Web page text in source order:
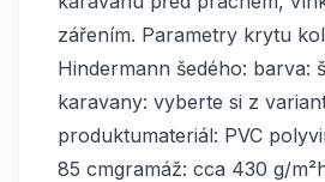
zářením. Parametry krytu
Hindermann šedého: barva:
karavany: vyberte si z
produktumateriál: PVC
85 cmgramáž: cca 430 g/